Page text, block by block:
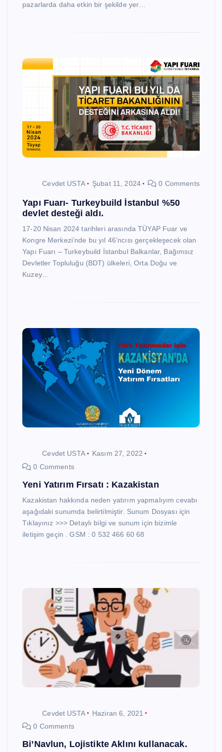
pazarlarda daha etkin bir şekilde yer…
Cevdet USTA Şubat 11, 2024 0 Comments
Yapı Fuarı- Turkeybuild İstanbul %50
devlet desteği aldı.
17-20 Nisan 2024 tarihleri arasında TÜYAP Fuar ve
Kongre Merkezi’nde bu yıl 46’ncısı gerçekleşecek olan
Yapı Fuarı – Turkeybuild İstanbul Balkanlar, Bağımsız
Devletler Topluluğu (BDT) ülkeleri, Orta Doğu ve
Kuzey…
Cevdet USTA
Kasım 27, 2022
0 Comments
Yeni Yatırım Fırsatı : Kazakistan
Kazakistan hakkında neden yatırım yapmalıyım cevabı
aşağıdaki sunumda belirtilmiştir. Sunum Dosyası için
Tıklayınız >>> Detaylı bilgi ve sunum için bizimle
iletişim geçin . GSM : 0 532 466 60 68
Cevdet USTA
Haziran 6, 2021
0 Comments
Bi’Navlun, Lojistikte Aklını kullanacak.